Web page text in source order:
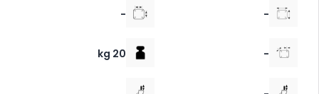
-
-
-
20 kg